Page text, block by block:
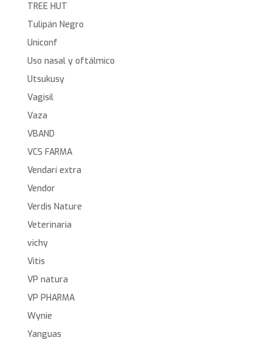
TREE HUT
Tulipán Negro
Uniconf
Uso nasal y oftálmico
Utsukusy
Vagisil
Vaza
VBAND
VCS FARMA
Vendarí extra
Vendor
Verdis Nature
Veterinaria
vichy
Vitis
VP natura
VP PHARMA
Wynie
Yanguas